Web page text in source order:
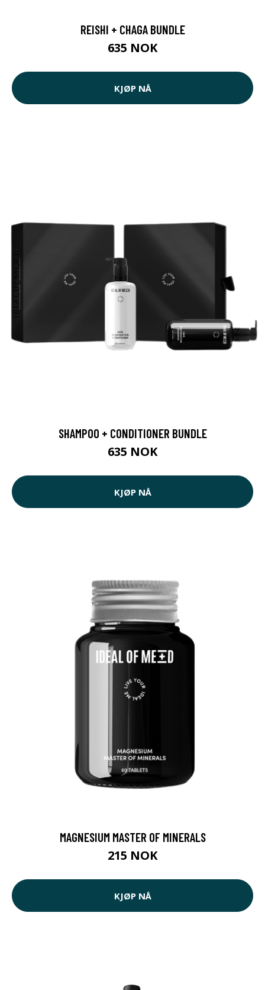
REISHI + CHAGA BUNDLE
635 NOK
KJØP NÅ
SHAMPOO + CONDITIONER BUNDLE
635 NOK
KJØP NÅ
MAGNESIUM MASTER OF MINERALS
215 NOK
KJØP NÅ